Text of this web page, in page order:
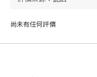
尚未有任何評價